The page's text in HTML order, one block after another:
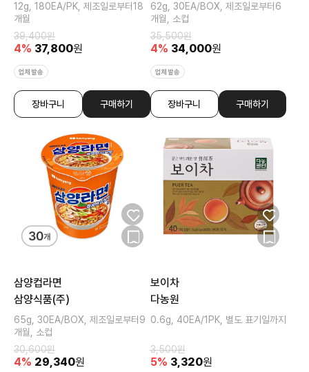
12g, 180EA/PK, 제조일로부터18
개월
39,400원
4% 37,800원
업체발송
장바구니 구매하기
62g, 30EA/BOX, 제조일로부터6
개월, 소컵
35,500원
4% 34,000원
업체발송
장바구니 구매하기
삼양컵라면
삼양식품(주)
65g, 30EA/BOX, 제조일로부터9
개월, 소컵
30,600원
4% 29,340원
보이차
다농원
0.6g, 40EA/1PK, 별도 표기일까지
3,500원
5% 3,320원